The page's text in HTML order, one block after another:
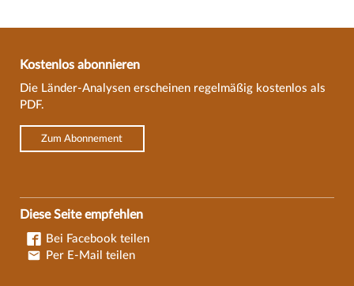
Kostenlos abonnieren
Die Länder-Analysen erscheinen regelmäßig kostenlos als
PDF.
Zum Abonnement
Diese Seite empfehlen
Bei Facebook teilen
Per E-Mail teilen